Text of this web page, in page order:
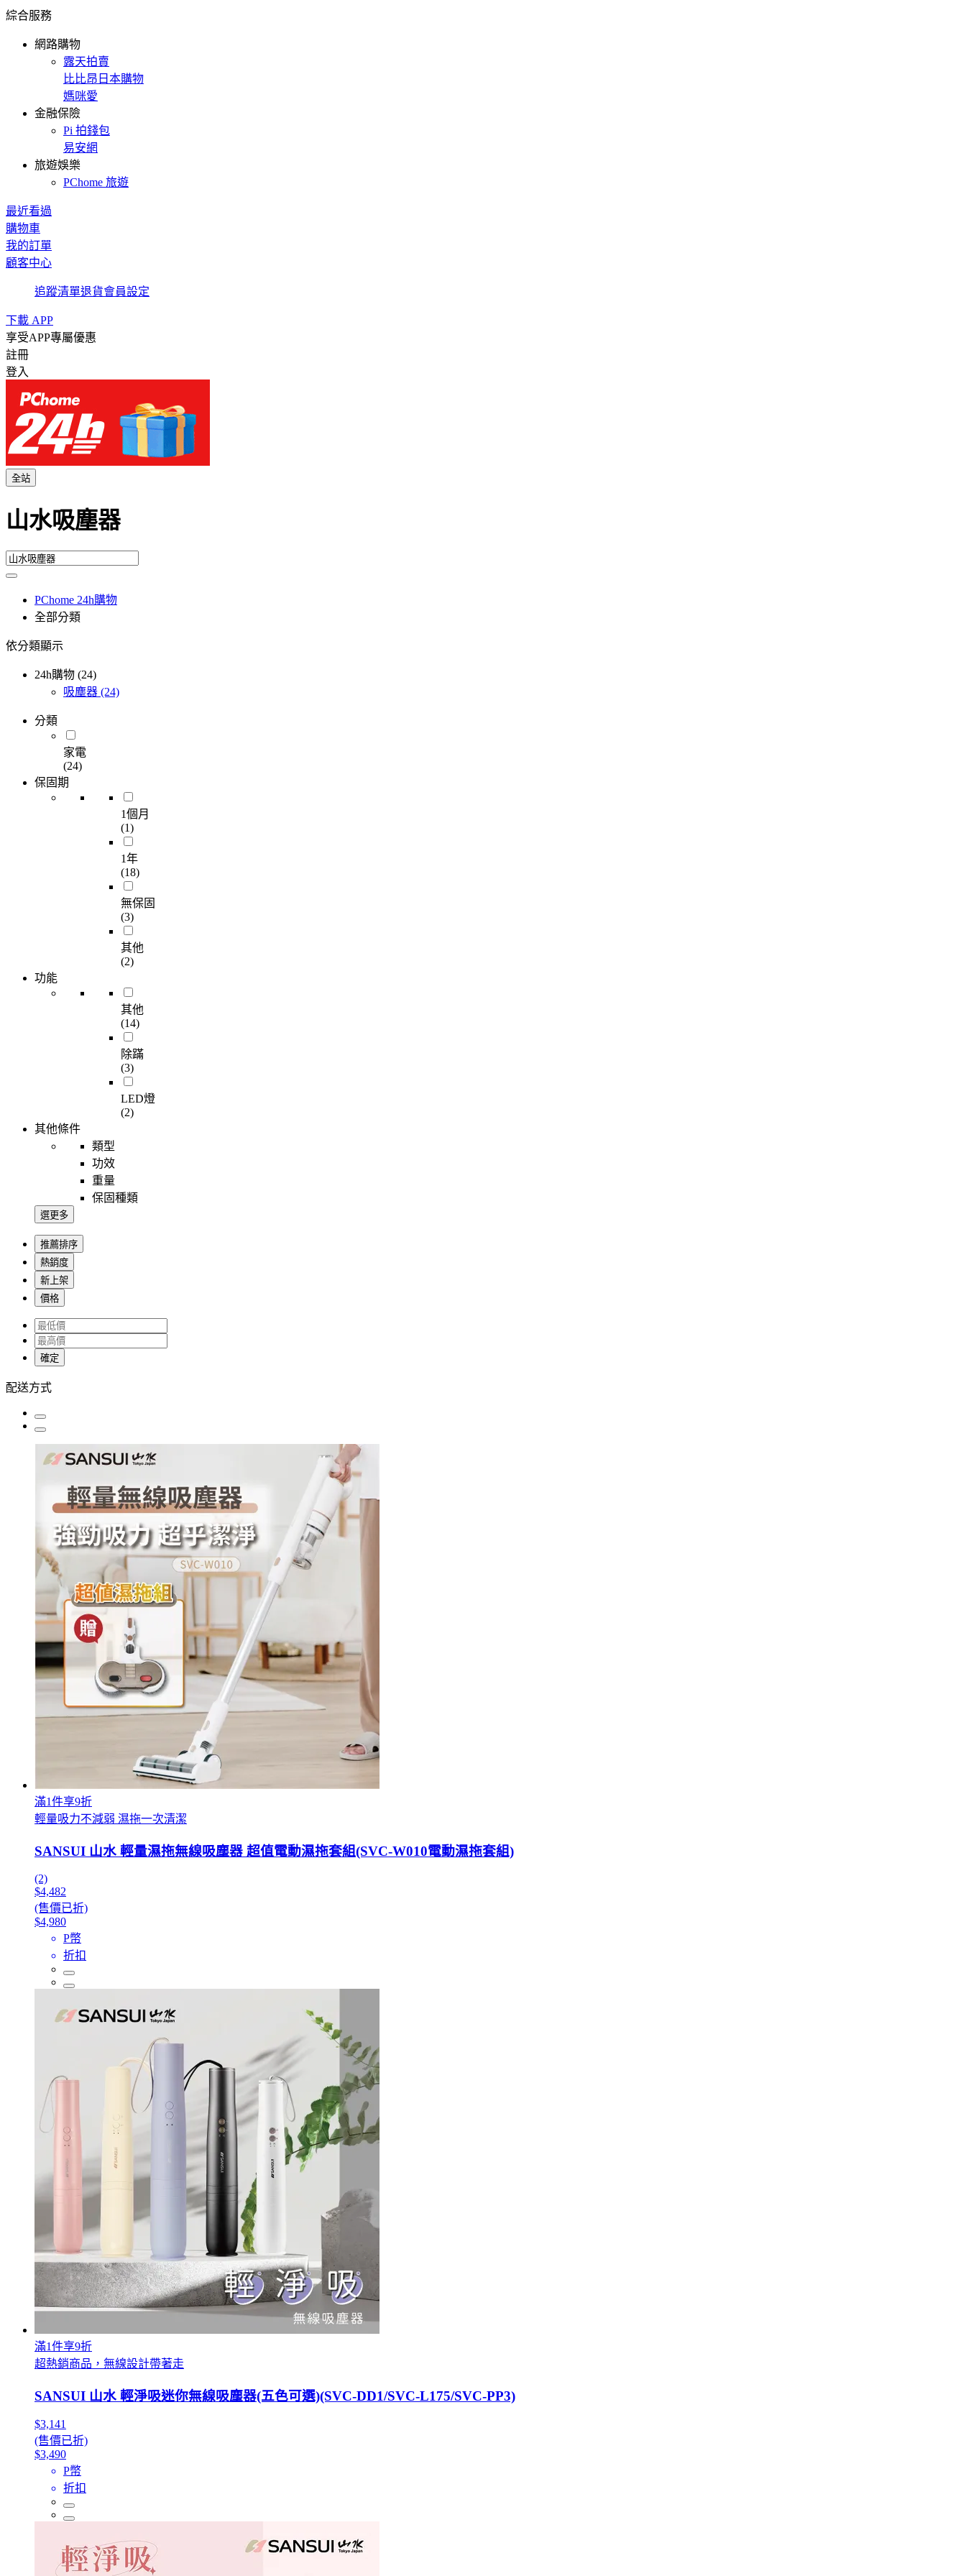
綜合服務
網路購物
露天拍賣
比比昂日本購物
媽咪愛
金融保險
Pi 拍錢包
易安網
旅遊娛樂
PChome 旅遊
最近看過
購物車
我的訂單
顧客中心
追蹤清單退貨會員設定
下載 APP
享受APP專屬優惠
註冊
登入
全站
山水吸塵器
PChome 24h購物
全部分類
依分類顯示
24h購物 (24)
吸塵器 (24)
分類
家電
(24)
保固期
1個月
(1)
1年
(18)
無保固
(3)
其他
(2)
功能
其他
(14)
除蹣
(3)
LED燈
(2)
其他條件
類型
功效
重量
保固種類
選更多
推薦排序
熱銷度
新上架
價格
確定
配送方式
滿1件享9折
輕量吸力不減弱 濕拖一次清潔
SANSUI 山水 輕量濕拖無線吸塵器 超值電動濕拖套組(SVC-W010電動濕拖套組)
(2)
$4,482
(售價已折)
$4,980
P幣
折扣
滿1件享9折
超熱銷商品，無線設計帶著走
SANSUI 山水 輕淨吸迷你無線吸塵器(五色可選)(SVC-DD1/SVC-L175/SVC-PP3)
$3,141
(售價已折)
$3,490
P幣
折扣